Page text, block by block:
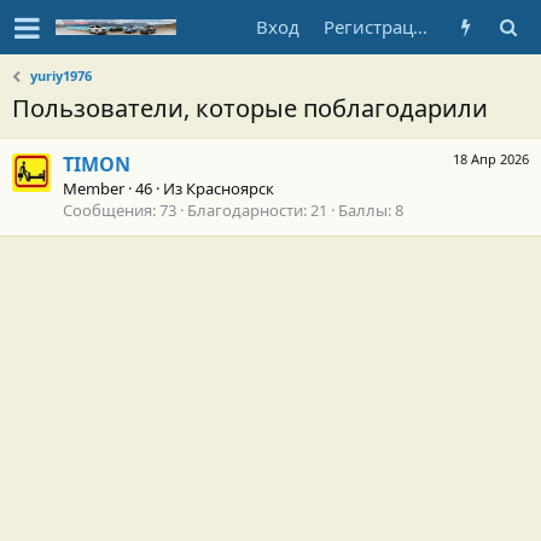
Вход Регистрация
yuriy1976
Пользователи, которые поблагодарили
18 Апр 2026
TIMON
Member ·46 · Из Красноярск
Сообщения 73 Благодарности 21 Баллы 8